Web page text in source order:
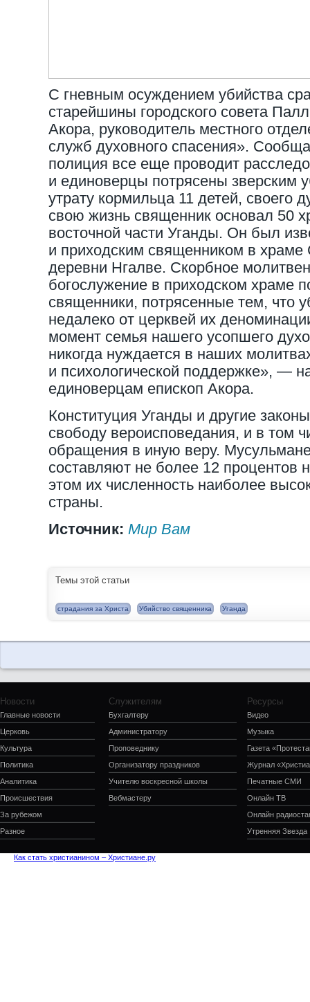
С гневным осуждением убийства
старейшины городского совета
Акора, руководитель местного
служб духовного спасения».
полиция все еще проводит
и единоверцы потрясены зверским
утрату кормильца 11 детей, своего
свою жизнь священник основал 50
восточной части Уганды. Он был
и приходским священником в храме
деревни Нгалве. Скорбное
богослужение в приходском храме
священники, потрясенные тем, что
недалеко от церквей их
момент семья нашего усопшего
никогда нуждается в наших
и психологической поддержке», —
единоверцам епископ Акора.
Конституция Уганды и другие
свободу вероисповедания, и в том
обращения в иную веру.
составляют не более 12 процентов
этом их численность наиболее
страны.
Источник: Мир Вам
Темы этой статьи
страдания за Христа Убийство священника Уганда
Новости
Главные новости
Церковь
Культура
Политика
Аналитика
Происшествия
За рубежом
Разное
Служителям
Бухгалтеру
Администратору
Проповеднику
Организатору праздников
Учителю воскресной школы
Вебмастеру
Ресурсы
Видео
Музыка
Газета
Журнал
Печатные СМИ
Онлайн ТВ
Онлайн
Утренняя Звезда
Как стать христианином – Христиане.ру